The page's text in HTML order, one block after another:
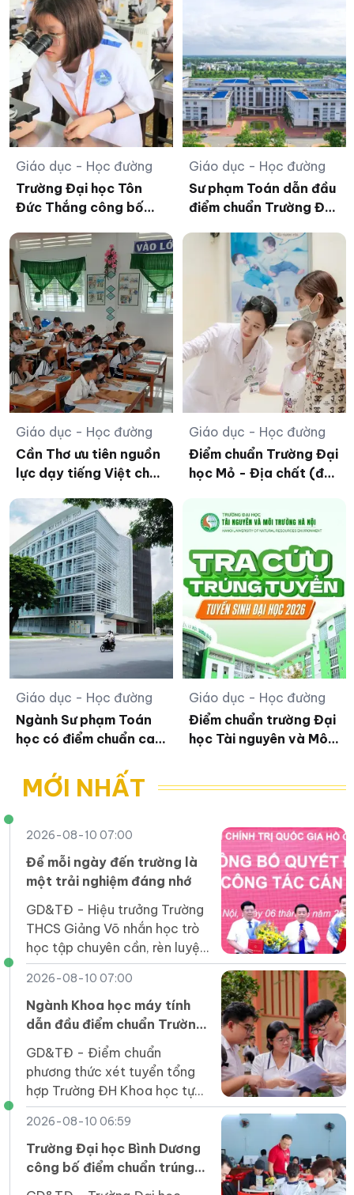
Giáo dục - Học đường
Trường Đại học Tôn
Đức Thắng công bố
tuyển bổ sung
Giáo dục - Học đường
Sư phạm Toán dẫn đầu
điểm chuẩn Trường Đại
Giáo dục - Học đường
Cần Thơ ưu tiên nguồn
lực dạy tiếng Việt cho
vào lớp 1
Giáo dục - Học đường
Điểm chuẩn Trường Đại
học Mỏ - Địa chất (đợt
Giáo dục - Học đường
Ngành Sư phạm Toán
học có điểm chuẩn cao
Giáo dục - Học đường
Điểm chuẩn trường Đại
học Tài nguyên và Môi
MỚI NHẤT
2026-08-10 07:00
Để mỗi ngày đến trường là
một trải nghiệm đáng nhớ
GD&TĐ - Hiệu trưởng Trường
THCS Giảng Võ nhắn học trò
học tập chuyên cần, rèn luyện
nghiêm túc để mỗi ngày đến
trường là trải nghiệm thú vị và
đáng nhớ.
2026-08-10 07:00
Ngành Khoa học máy tính
dẫn đầu điểm chuẩn Trường
ĐH Khoa học tự nhiên
TPHCM
GD&TĐ - Điểm chuẩn
phương thức xét tuyển tổng
hợp Trường ĐH Khoa học tự
nhiên (ĐH Quốc gia TPHCM)
dao động 21,50 - 29,32
điểm, theo công bố sáng
10/8.
2026-08-10 06:59
Trường Đại học Bình Dương
công bố điểm chuẩn trúng